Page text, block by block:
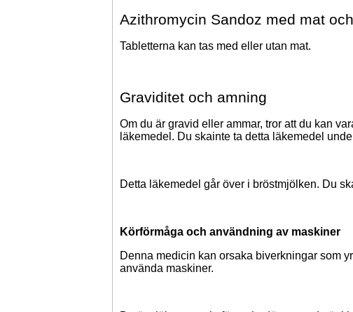
Azithromycin Sandoz med mat
Tabletterna kan tas med eller utan mat.
Graviditet och amning
Om du är gravid eller ammar, tror att du kan
läkemedel. Du skainte ta detta läkemedel
Detta läkemedel går över i bröstmjölken. Du
Körförmåga och användning av maskiner
Denna medicin kan orsaka biverkningar som
använda maskiner.